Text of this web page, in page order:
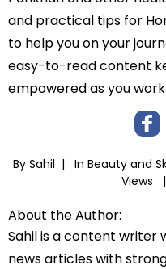
and practical tips for
to help you on your
easy-to-read content
empowered as you
By Sahil | In Beauty and
Views |
About the Author:
Sahil is a content writer
news articles with